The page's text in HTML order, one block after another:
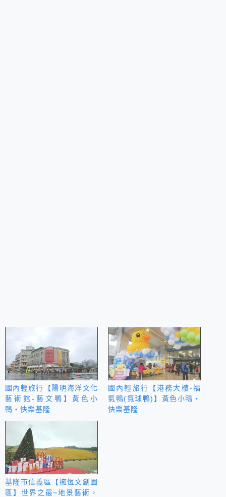
國內輕旅行【陽明海洋文化
藝術館-藝文鴨】黃色小
鴨‧快樂基隆
國內輕旅行【港務大樓-福
氣鴨(氣球鴨)】黃色小鴨‧
快樂基隆
基隆市信義區【擁恆文創園
區】世界之最~地景藝術，